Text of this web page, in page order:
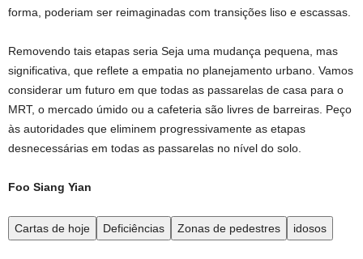
forma, poderiam ser reimaginadas com transições liso e escassas.
Removendo tais etapas seria Seja uma mudança pequena, mas
significativa, que reflete a empatia no planejamento urbano. Vamos
considerar um futuro em que todas as passarelas de casa para o
MRT, o mercado úmido ou a cafeteria são livres de barreiras. Peço
às autoridades que eliminem progressivamente as etapas
desnecessárias em todas as passarelas no nível do solo.
Foo Siang Yian
Cartas de hoje Deficiências Zonas de pedestres idosos